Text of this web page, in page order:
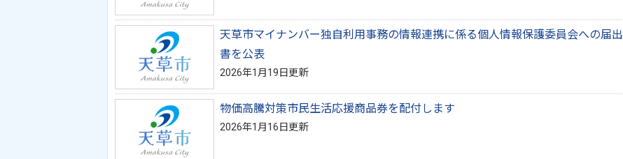
天草市マイナンバー独自利用事務の情報連携に係る個人情報保護委員会への届出
書を公表
2026年1月19日更新
物価高騰対策市民生活応援商品券を配付します
2026年1月16日更新